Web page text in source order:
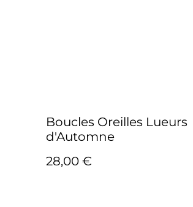
Boucles Oreilles Lueurs
d'Automne
28,00 €